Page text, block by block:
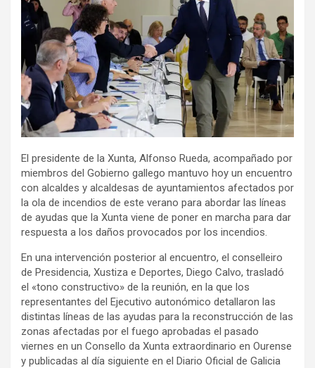
El presidente de la Xunta, Alfonso Rueda, acompañado por
miembros del Gobierno gallego mantuvo hoy un encuentro
con alcaldes y alcaldesas de ayuntamientos afectados por
la ola de incendios de este verano para abordar las líneas
de ayudas que la Xunta viene de poner en marcha para dar
respuesta a los daños provocados por los incendios.
En una intervención posterior al encuentro, el conselleiro
de Presidencia, Xustiza e Deportes, Diego Calvo, trasladó
el «tono constructivo» de la reunión, en la que los
representantes del Ejecutivo autonómico detallaron las
distintas líneas de las ayudas para la reconstrucción de las
zonas afectadas por el fuego aprobadas el pasado
viernes en un Consello da Xunta extraordinario en Ourense
y publicadas al día siguiente en el Diario Oficial de Galicia